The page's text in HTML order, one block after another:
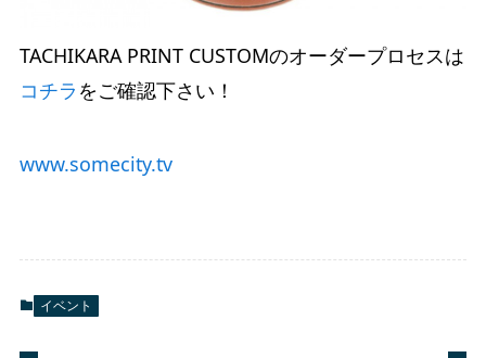
TACHIKARA PRINT CUSTOMのオーダープロセスは
コチラ をご確認下さい！
www.somecity.tv
イベント